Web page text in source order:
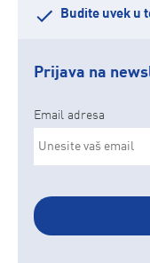
Budite uvek u
Prijava na
Email adresa